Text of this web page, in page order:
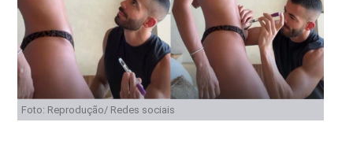
Foto: Reprodução/ Redes sociais